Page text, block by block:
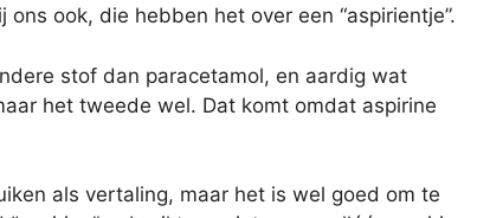
ook, die hebben het over een “aspirientje”.
stof dan paracetamol, en aardig wat
het tweede wel. Dat komt omdat aspirine
als vertaling, maar het is wel goed om te